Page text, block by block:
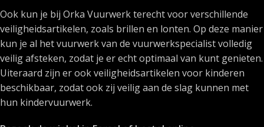
Ook kun je bij Orka Vuurwerk terecht voor verschillende
veiligheidsartikelen, zoals brillen en lonten. Op deze manier
kun je al het vuurwerk van de vuurwerkspecialist volledig
veilig afsteken, zodat je er echt optimaal van kunt genieten.
Uiteraard zijn er ook veiligheidsartikelen voor kinderen
beschikbaar, zodat ook zij veilig aan de slag kunnen met
hun kindervuurwerk.